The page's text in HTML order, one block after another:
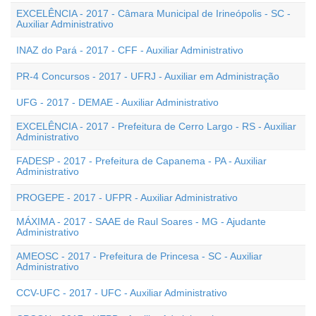
EXCELÊNCIA - 2017 - Câmara Municipal de Irineópolis - SC -
Auxiliar Administrativo
INAZ do Pará - 2017 - CFF - Auxiliar Administrativo
PR-4 Concursos - 2017 - UFRJ - Auxiliar em Administração
UFG - 2017 - DEMAE - Auxiliar Administrativo
EXCELÊNCIA - 2017 - Prefeitura de Cerro Largo - RS - Auxiliar
Administrativo
FADESP - 2017 - Prefeitura de Capanema - PA - Auxiliar
Administrativo
PROGEPE - 2017 - UFPR - Auxiliar Administrativo
MÁXIMA - 2017 - SAAE de Raul Soares - MG - Ajudante
Administrativo
AMEOSC - 2017 - Prefeitura de Princesa - SC - Auxiliar
Administrativo
CCV-UFC - 2017 - UFC - Auxiliar Administrativo